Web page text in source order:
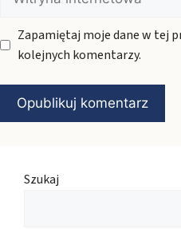
internetowa
Zapamiętaj moje dane w tej
kolejnych komentarzy.
Szukaj